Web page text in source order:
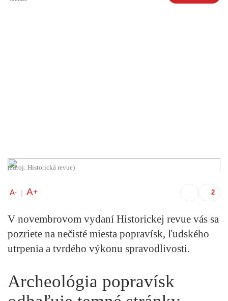
(zdroj: Historická revue)
A- A+
V novembrovom vydaní Historickej revue vás sa
pozriete na nečisté miesta popravísk, ľudského
utrpenia a tvrdého výkonu spravodlivosti.
Archeológia popravísk